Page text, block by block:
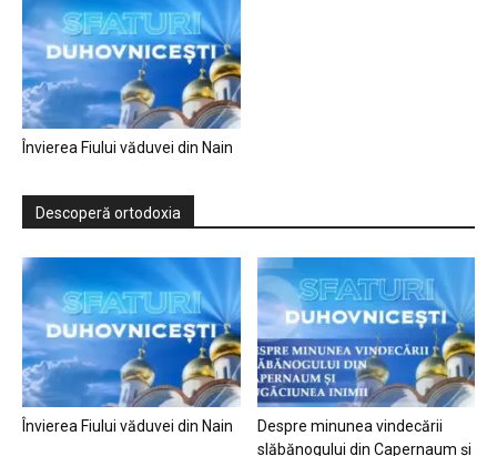
Învierea Fiului văduvei din Nain
Descoperă ortodoxia
Învierea Fiului văduvei din Nain
Despre minunea vindecării
slăbănogului din Capernaum și